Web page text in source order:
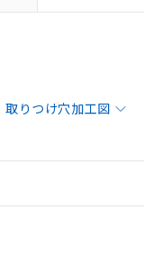
取りつけ穴加工図